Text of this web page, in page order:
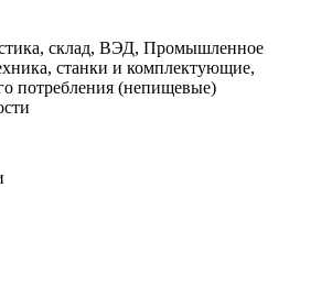
склад, ВЭД, Промышленное
станки и комплектующие,
потребления (непищевые)